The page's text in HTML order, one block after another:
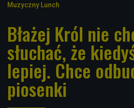
Muzyczny Lunch
Błażej Król nie
słuchać, że
lepiej. Chce
piosenki